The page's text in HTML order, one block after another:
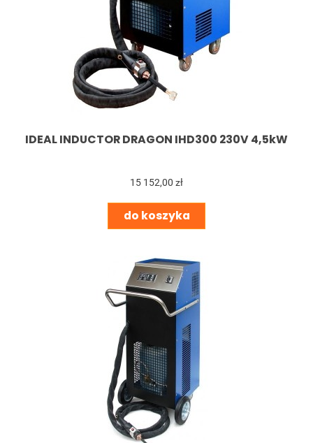
IDEAL INDUCTOR DRAGON IHD300 230V 4,5kW
15 152,00 zł
do koszyka